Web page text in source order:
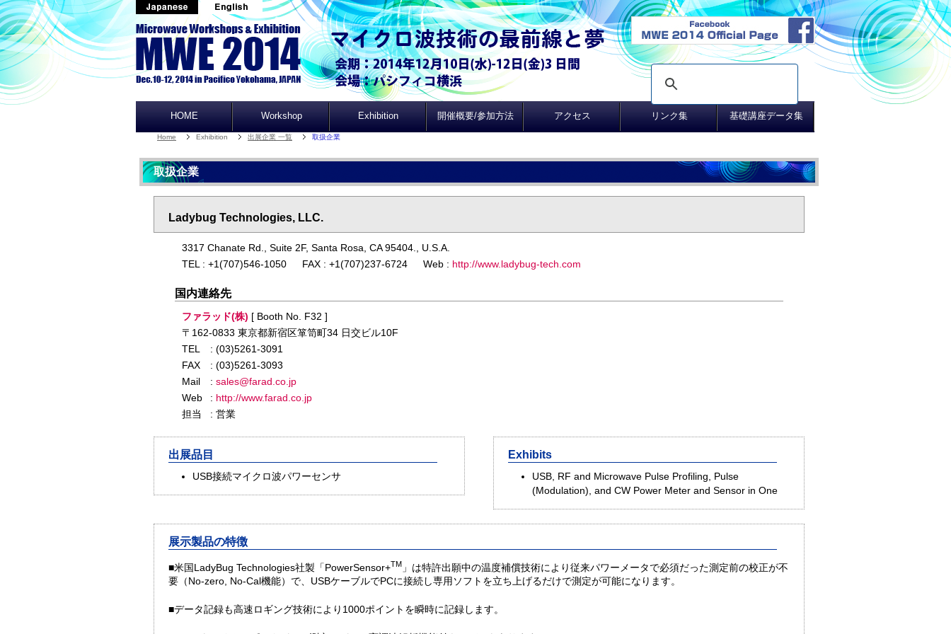
HOME Workshop Exhibition 開催概要/参加方法 アクセス リンク集 基礎講座データ集
Home Exhibition 出展企業 一覧 取扱企業
取扱企業
Ladybug Technologies, LLC.
3317 Chanate Rd., Suite 2F, Santa Rosa, CA 95404., U.S.A.
TEL : +1(707)546-1050 FAX : +1(707)237-6724 Web : http://www.ladybug-tech.com
国内連絡先
ファラッド(株) [ Booth No. F32 ]
〒162-0833 東京都新宿区箪笥町34 日交ビル10F
TEL
: (03)5261-3091
FAX
: (03)5261-3093
Mail
: sales@farad.co.jp
Web
: http://www.farad.co.jp
担当
: 営業
出展品目
USB接続マイクロ波パワーセンサ
Exhibits
USB, RF and Microwave Pulse Profiling, Pulse
(Modulation), and CW Power Meter and Sensor in One
展示製品の特徴
■米国LadyBug Technologies社製「PowerSensor+TM 」は特許出願中の温度補償技術により従来パワーメータで必須だった測定前の校正が不
要（No-zero, No-Cal機能）で、USBケーブルでPCに接続し専用ソフトを立ち上げるだけで測定が可能になります。
■データ記録も高速ロギング技術により1000ポイントを瞬時に記録します。